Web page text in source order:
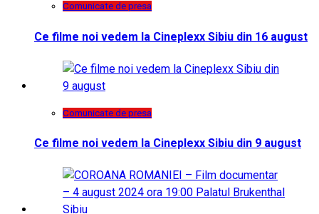
Comunicate de presa
Ce filme noi vedem la Cineplexx Sibiu din 16 august
Comunicate de presa
Ce filme noi vedem la Cineplexx Sibiu din 9 august